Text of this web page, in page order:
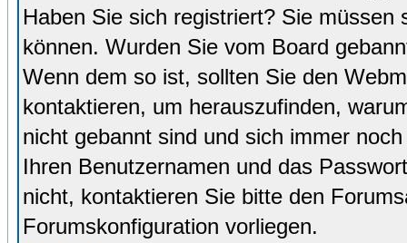
Haben Sie sich registriert? Sie
können. Wurden Sie vom Board
Wenn dem so ist, sollten Sie den
kontaktieren, um herauszufinden,
nicht gebannt sind und sich immer
Ihren Benutzernamen und das
nicht, kontaktieren Sie bitte den
Forumskonfiguration vorliegen.